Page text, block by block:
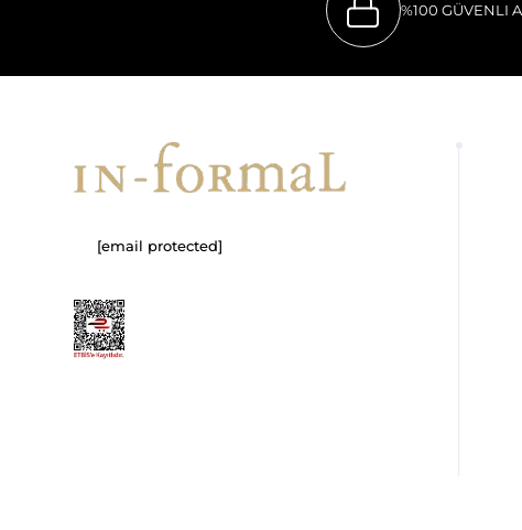
%100 GÜVENLI
[email protected]